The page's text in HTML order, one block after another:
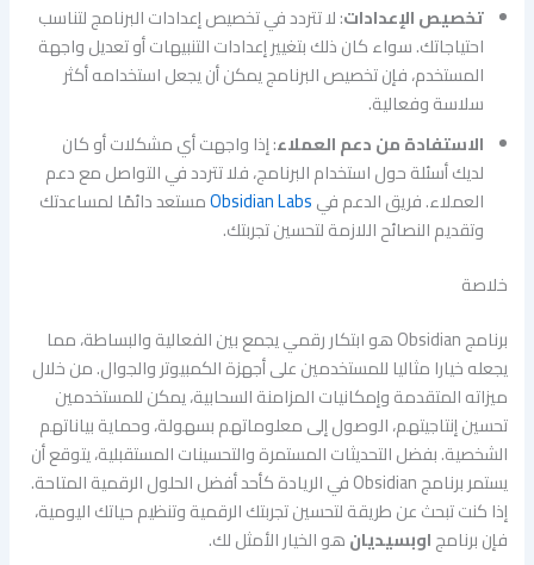
تخصيص الإعدادات: لا تتردد في تخصيص إعدادات البرنامج لتناسب
احتياجاتك. سواء كان ذلك بتغيير إعدادات التنبيهات أو تعديل واجهة
المستخدم، فإن تخصيص البرنامج يمكن أن يجعل استخدامه أكثر
سلاسة وفعالية.
الاستفادة من دعم العملاء: إذا واجهت أي مشكلات أو كان
لديك أسئلة حول استخدام البرنامج، فلا تتردد في التواصل مع دعم
العملاء. فريق الدعم فيObsidian Labsمستعد دائمًا لمساعدتك
وتقديم النصائح اللازمة لتحسين تجربتك.
خلاصة
برنامج Obsidian هو ابتكار رقمي يجمع بين الفعالية والبساطة، مما
يجعله خيارا مثاليا للمستخدمين على أجهزة الكمبيوتر والجوال. من خلال
ميزاته المتقدمة وإمكانيات المزامنة السحابية، يمكن للمستخدمين
تحسين إنتاجيتهم، الوصول إلى معلوماتهم بسهولة، وحماية بياناتهم
الشخصية. بفضل التحديثات المستمرة والتحسينات المستقبلية، يتوقع أن
يستمر برنامج Obsidian في الريادة كأحد أفضل الحلول الرقمية المتاحة.
إذا كنت تبحث عن طريقة لتحسين تجربتك الرقمية وتنظيم حياتك اليومية،
فإن برنامجاوبسيديانهو الخيار الأمثل لك.